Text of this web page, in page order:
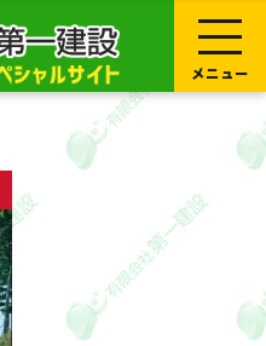
メニュー